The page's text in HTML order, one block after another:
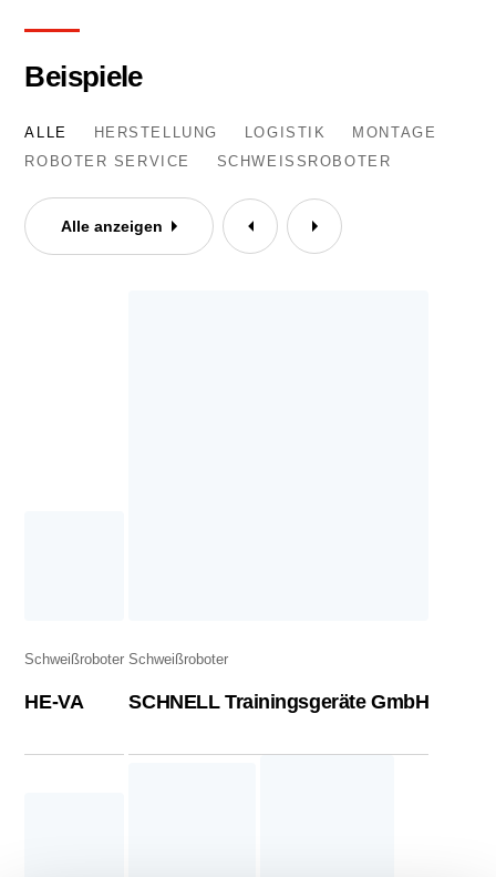
Beispiele
ALLE HERSTELLUNG LOGISTIK
MONTAGE
ROBOTER SERVICE
SCHWEISSROBOTER
Alle anzeigen
Schweißroboter
HE-VA
Schweißroboter
SCHNELL Trainingsgeräte GmbH